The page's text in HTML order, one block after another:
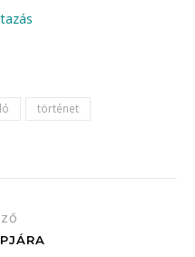
történet